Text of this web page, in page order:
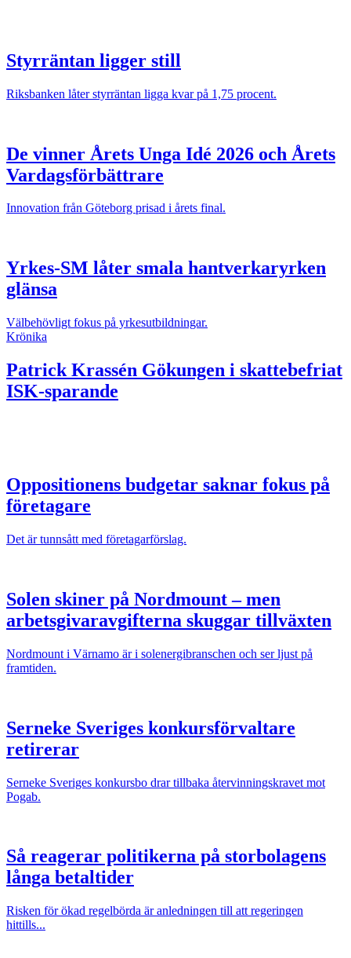
Styrräntan ligger still
Riksbanken låter styrräntan ligga kvar på 1,75 procent.
De vinner Årets Unga Idé 2026 och Årets
Vardagsförbättrare
Innovation från Göteborg prisad i årets final.
Yrkes-SM låter smala hantverkaryrken
glänsa
Välbehövligt fokus på yrkesutbildningar.
Krönika
Patrick Krassén Gökungen i skattebefriat
ISK-sparande
Oppositionens budgetar saknar fokus på
företagare
Det är tunnsått med företagarförslag.
Solen skiner på Nordmount – men
arbetsgivaravgifterna skuggar tillväxten
Nordmount i Värnamo är i solenergibranschen och ser ljust på
framtiden.
Serneke Sveriges konkursförvaltare
retirerar
Serneke Sveriges konkursbo drar tillbaka återvinningskravet mot
Pogab.
Så reagerar politikerna på storbolagens
långa betaltider
Risken för ökad regelbörda är anledningen till att regeringen
hittills...